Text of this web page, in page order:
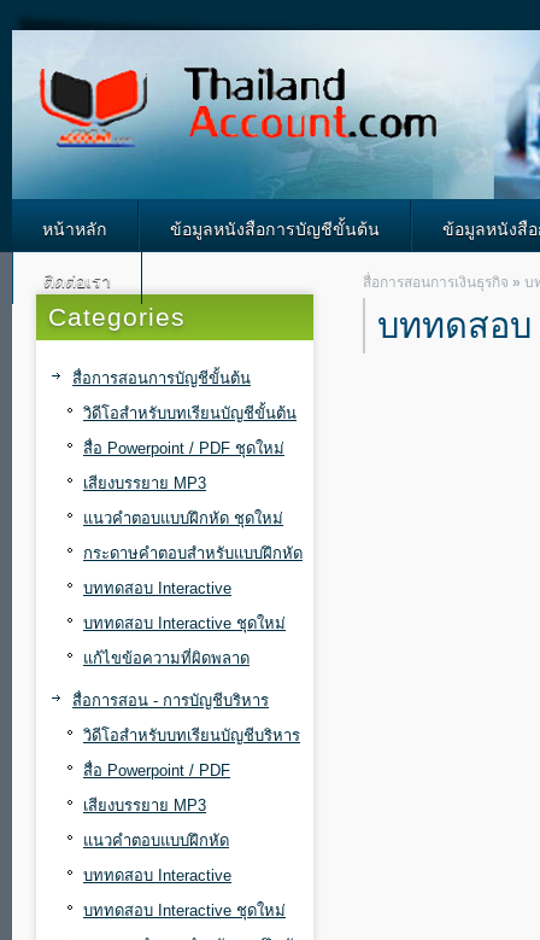
หน้าหลัก ข้อมูลหนังสือการบัญชีขั้นต้น ข้อมูลหนังสื
ติดต่อเรา
Categories
สื่อการสอนการบัญชีขั้นต้น
วิดีโอสำหรับบทเรียนบัญชีขั้นต้น
สื่อ Powerpoint / PDF ชุดใหม่
เสียงบรรยาย MP3
แนวคำตอบแบบฝึกหัด ชุดใหม่
กระดาษคำตอบสำหรับแบบฝึกหัด
บททดสอบ Interactive
บททดสอบ Interactive ชุดใหม่
แก้ไขข้อความที่ผิดพลาด
สื่อการสอน - การบัญชีบริหาร
วิดีโอสำหรับบทเรียนบัญชีบริหาร
สื่อ Powerpoint / PDF
เสียงบรรยาย MP3
แนวคำตอบแบบฝึกหัด
บททดสอบ Interactive
บททดสอบ Interactive ชุดใหม่
บททดสอบ
สื่อการสอนการเงินธุรกิจ » บ